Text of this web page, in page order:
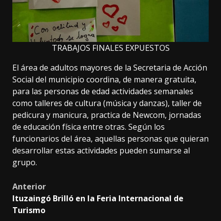
TRABAJOS FINALES EXPUESTOS
El área de adultos mayores de la Secretaria de Acción
Social del municipio coordina, de manera gratuita,
para las personas de edad actividades semanales
como talleres de cultura (música y danzas), taller de
pedicura y manicura, practica de Newcom, jornadas
de educación física entre otras. Según los
funcionarios del área, aquellas personas que quieran
desarrollar estas actividades pueden sumarse al
grupo.
Post
navigation
Anterior
Ituzaingó Brilló en la Feria Internacional de
Turismo